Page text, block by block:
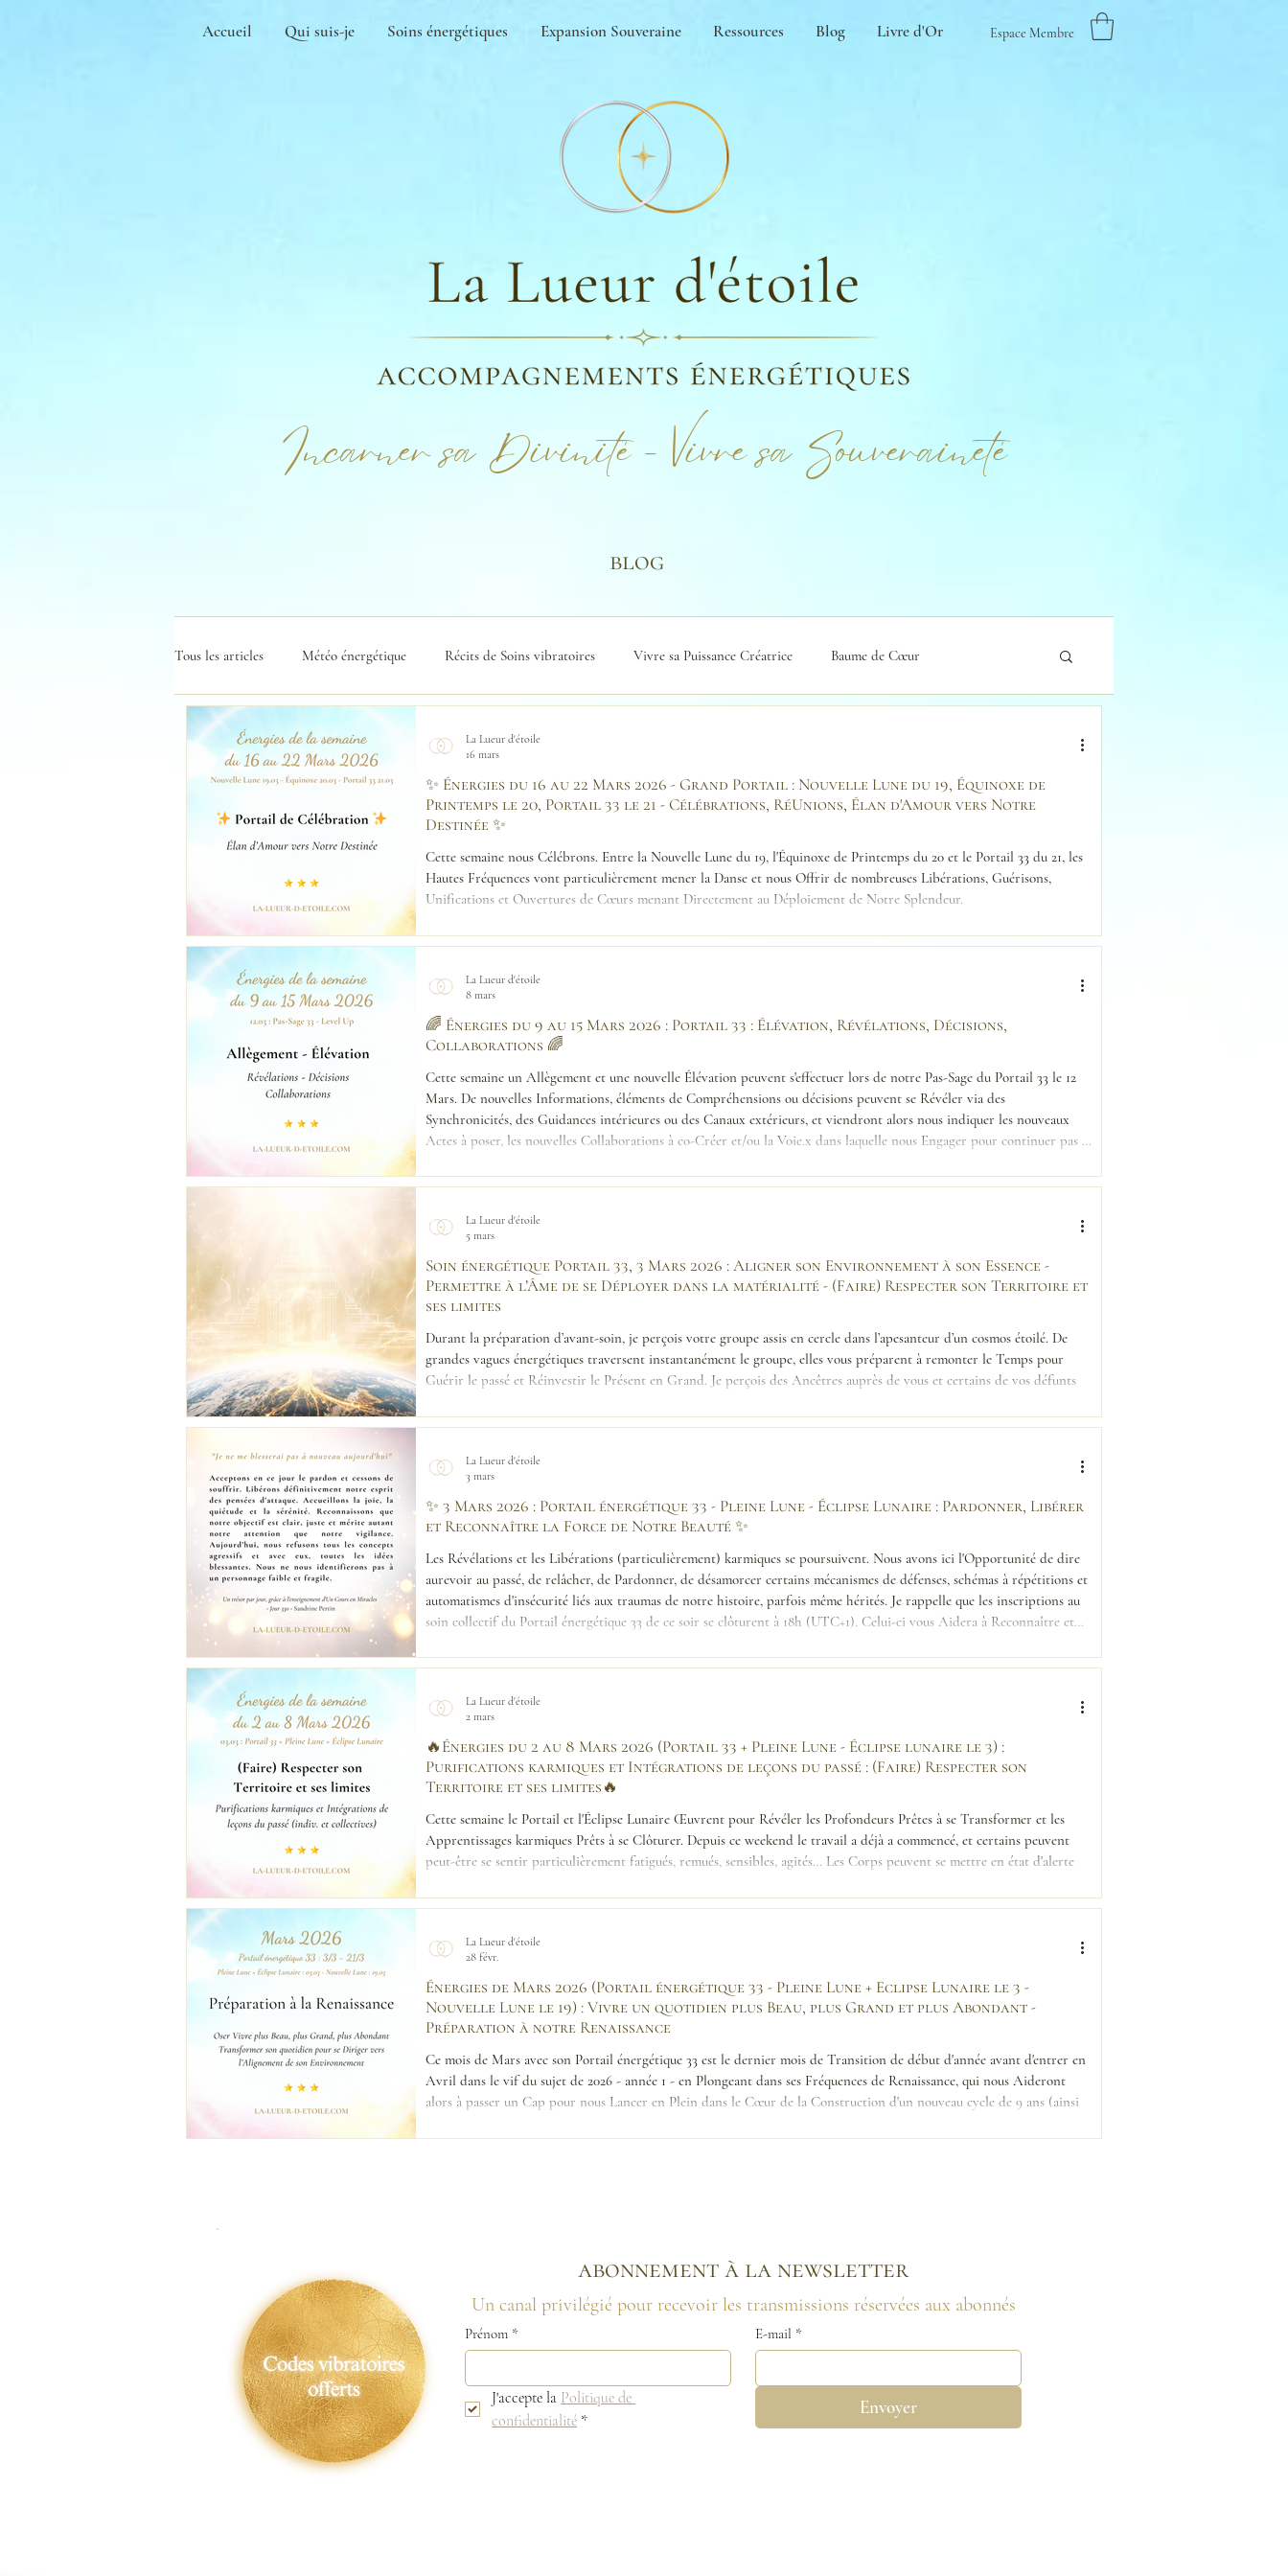
Accueil Qui suis-je Soins énergétiques Expansion Souveraine Ressources Blog Livre d'Or Espace Membre
Incarner sa Divinité - Vivre sa Souveraineté
blog
Tous les articles Météo énergétique Récits de Soins vibratoires Vivre sa Puissance Créatrice Baume de Cœur
✨ Énergies du 16 au 22 Mars 2026 - Grand Portail : Nouvelle Lune du 19, Équinoxe de
Printemps le 20, Portail 33 le 21 - Célébrations, RéUnions, Élan d'Amour vers Notre
Destinée ✨
Cette semaine nous Célébrons. Entre la Nouvelle Lune du 19, l'Équinoxe de Printemps du 20 et le Portail 33 du 21, les
Hautes Fréquences vont particulièrement mener la Danse et nous Offrir de nombreuses Libérations, Guérisons,
Unifications et Ouvertures de Cœurs menant Directement au Déploiement de Notre Splendeur.
La Lueur d'étoile
16 mars
🌈 Énergies du 9 au 15 Mars 2026 : Portail 33 : Élévation, Révélations, Décisions,
Collaborations 🌈
Cette semaine un Allègement et une nouvelle Élévation peuvent s'effectuer lors de notre Pas-Sage du Portail 33 le 12
Mars. De nouvelles Informations, éléments de Compréhensions ou décisions peuvent se Révéler via des
Synchronicités, des Guidances intérieures ou des Canaux extérieurs, et viendront alors nous indiquer les nouveaux
Actes à poser, les nouvelles Collaborations à co-Créer et/ou la Voie.x dans laquelle nous Engager pour continuer pas à
La Lueur d'étoile
8 mars
Soin énergétique Portail 33, 3 Mars 2026 : Aligner son Environnement à son Essence -
Permettre à l’Âme de se Déployer dans la matérialité - (Faire) Respecter son Territoire et
ses limites
Durant la préparation d’avant-soin, je perçois votre groupe assis en cercle dans l’apesanteur d’un cosmos étoilé. De
grandes vagues énergétiques traversent instantanément le groupe, elles vous préparent à remonter le Temps pour
Guérir le passé et Réinvestir le Présent en Grand. Je perçois des Ancêtres auprès de vous et certains de vos défunts
nombreuses Présences Divines S
La Lueur d'étoile
5 mars
✨ 3 Mars 2026 : Portail énergétique 33 - Pleine Lune - Éclipse Lunaire : Pardonner, Libérer
et Reconnaître la Force de Notre Beauté ✨
Les Révélations et les Libérations (particulièrement) karmiques se poursuivent. Nous avons ici l'Opportunité de dire
aurevoir au passé, de relâcher, de Pardonner, de désamorcer certains mécanismes de défenses, schémas à répétitions et
automatismes d'insécurité liés aux traumas de notre histoire, parfois même hérités. Je rappelle que les inscriptions au
soin collectif du Portail énergétique 33 de ce soir se clôturent à 18h (UTC+1). Celui-ci vous Aidera à Reconnaître et
La Lueur d'étoile
3 mars
🔥Énergies du 2 au 8 Mars 2026 (Portail 33 + Pleine Lune - Éclipse lunaire le 3) :
Purifications karmiques et Intégrations de leçons du passé : (Faire) Respecter son
Territoire et ses limites🔥
Cette semaine le Portail et l'Éclipse Lunaire Œuvrent pour Révéler les Profondeurs Prêtes à se Transformer et les
Apprentissages karmiques Prêts à se Clôturer. Depuis ce weekend le travail a déjà a commencé, et certains peuvent
peut-être se sentir particulièrement fatigués, remués, sensibles, agités… Les Corps peuvent se mettre en état d'alerte
se stabilise
La Lueur d'étoile
2 mars
Énergies de Mars 2026 (Portail énergétique 33 - Pleine Lune + Eclipse Lunaire le 3 -
Nouvelle Lune le 19) : Vivre un quotidien plus Beau, plus Grand et plus Abondant -
Préparation à notre Renaissance
Ce mois de Mars avec son Portail énergétique 33 est le dernier mois de Transition de début d'année avant d'entrer en
Avril dans le vif du sujet de 2026 - année 1 - en Plongeant dans ses Fréquences de Renaissance, qui nous Aideront
alors à passer un Cap pour nous Lancer en Plein dans le Cœur de la Construction d'un nouveau cycle de 9 ans (ainsi
La Lueur d'étoile
28 févr.
abonnement à la newsletter​
Un canal privilégié pour recevoir les transmissions réservées aux abonnés
Prénom * E-mail *
J'accepte la Politique de
confidentialité *
Envoyer